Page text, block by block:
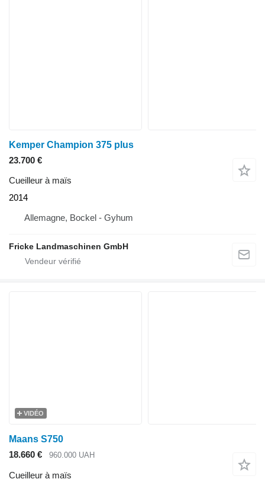
Kemper Champion 375 plus
23.700 €
Cueilleur à maïs
2014
Allemagne, Bockel - Gyhum
Fricke Landmaschinen GmbH
VIDÉO
Maans S750
18.660 €
960.000 UAH
Cueilleur à maïs